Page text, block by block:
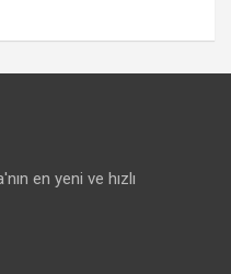
en yeni ve hızlı